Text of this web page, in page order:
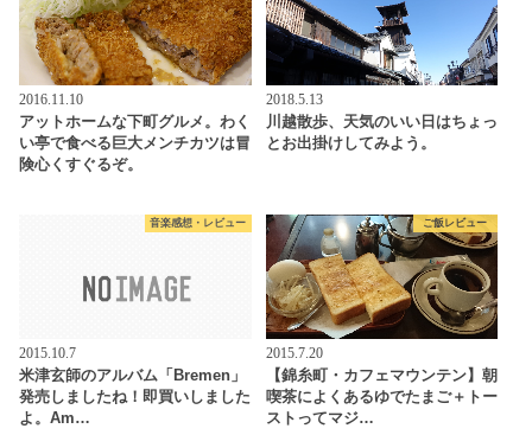
2016.11.10
アットホームな下町グルメ。わく
い亭で食べる巨大メンチカツは冒
険心くすぐるぞ。
2018.5.13
川越散歩、天気のいい日はちょっ
とお出掛けしてみよう。
音楽感想・レビュー
2015.10.7
米津玄師のアルバム「Bremen」
発売しましたね！即買いしました
よ。Am…
ご飯レビュー
2015.7.20
【錦糸町・カフェマウンテン】朝
喫茶によくあるゆでたまご＋トー
ストってマジ…